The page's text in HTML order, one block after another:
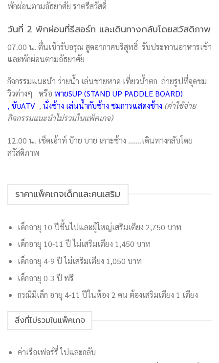
พักผ่อนตามอัธยาศัย ราตรีสวัสดิ์
วันที่ 2 พักผ่อนที่รีสอร์ท และเดินทางกลับโดยสวัสดิภาพ
07.00 น. ตื่นเช้ารับอรุณ สูดอากาศบริสุทธิ์ รับประทานอาหารเช้า
และพักผ่อนตามอัธยาศัย
กิจกรรมแนะนำ ว่ายน้ำ เล่นชายหาด เที่ยวน้ำตก ถ่ายรูปที่จุดชม
วิวต่างๆ หรือ พายSUP (STAND UP PADDLE BOARD)
,ขับATV , นั่งช้าง เล่นน้ำกับช้าง ชมการแสดงช้าง (ค่าใช้จ่าย
กิจกรรมแนะนำไม่รวมในแพ็คเกจ)
12.00 น. เช็คเอ้าท์ บ๊าย บาย เกาะช้าง …….เดินทางกลับโดย
สวัสดิภาพ
ราคาแพ็คเกจเด็กและคนเสริม
เด็กอายุ 10 ปีขึ้นไปและผู้ใหญ่เสริมเตียง 2,750 บาท
เด็กอายุ 10-11 ปี ไม่เสริมเตียง 1,450 บาท
เด็กอายุ 4-9 ปี ไม่เสริมเตียง 1,050 บาท
เด็กอายุ 0-3 ปี ฟรี
กรณีมีเล็ก อายุ 4-11 ปีในห้อง 2 คน ต้องเสริมเตียง 1 เตียง
สิ่งที่ไม่รวมในแพ็คเกจ
ค่าเรือเฟอร์รี่ ไปและกลับ